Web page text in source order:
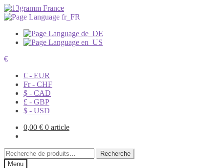
€
€ - EUR
Fr - CHF
$ - CAD
£ - GBP
$ - USD
0,00 € 0 article
Recherche
pour :
Recherche
Menu